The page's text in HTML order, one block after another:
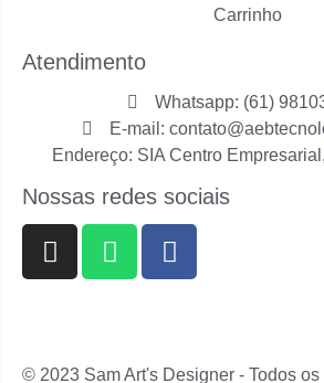
Carrinho
Atendimento
Whatsapp: (61)
E-mail:
Endereço: SIA Centro
Nossas redes sociais
© 2023 Sam Art's Designer - Todos